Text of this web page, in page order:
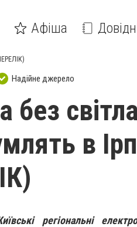
Афіша
Надійне джерело
без
в
регіональні